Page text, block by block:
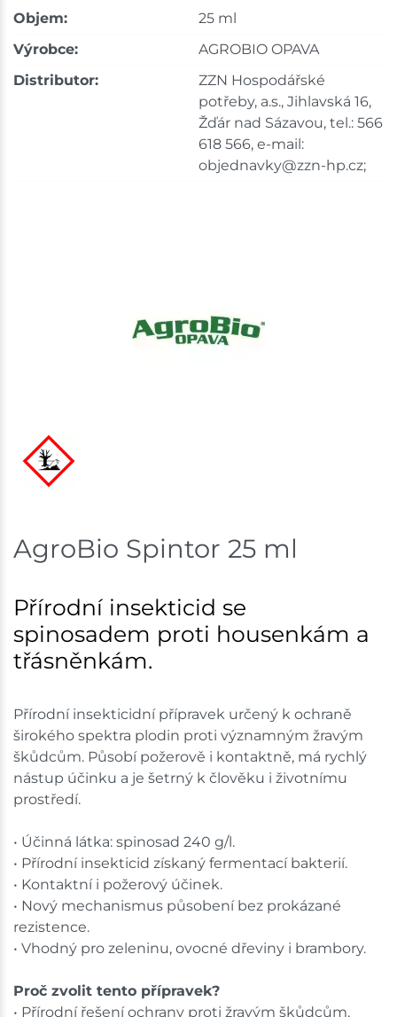
Velké Meziříčí
Skladem na prodejně - doručení do 7 dnů
Bystřice
Skladem na prodejně - doručení do 7 dnů
9 ks
16 ks
Objem:
25 ml
Výrobce:
AGROBIO OPAVA
Distributor:
ZZN Hospodářské
potřeby, a.s., Jihlavská 16,
Žďár nad Sázavou, tel.: 566
618 566, e-mail:
objednavky@zzn-hp.cz;
AgroBio Spintor 25 ml
Přírodní insekticid se
spinosadem proti housenkám a
třásněnkám.
Přírodní insekticidní přípravek určený k ochraně
širokého spektra plodin proti významným žravým
škůdcům. Působí požerově i kontaktně, má rychlý
nástup účinku a je šetrný k člověku i životnímu
prostředí.
• Účinná látka: spinosad 240 g/l.
• Přírodní insekticid získaný fermentací bakterií.
• Kontaktní i požerový účinek.
• Nový mechanismus působení bez prokázané
rezistence.
• Vhodný pro zeleninu, ovocné dřeviny i brambory.
Proč zvolit tento přípravek?
• Přírodní řešení ochrany proti žravým škůdcům.